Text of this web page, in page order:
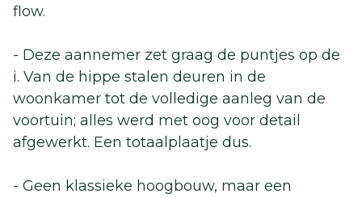
flow.
- Deze aannemer zet graag de puntjes op de
i. Van de hippe stalen deuren in de
woonkamer tot de volledige aanleg van de
voortuin; alles werd met oog voor detail
afgewerkt. Een totaalplaatje dus.
- Geen klassieke hoogbouw, maar een